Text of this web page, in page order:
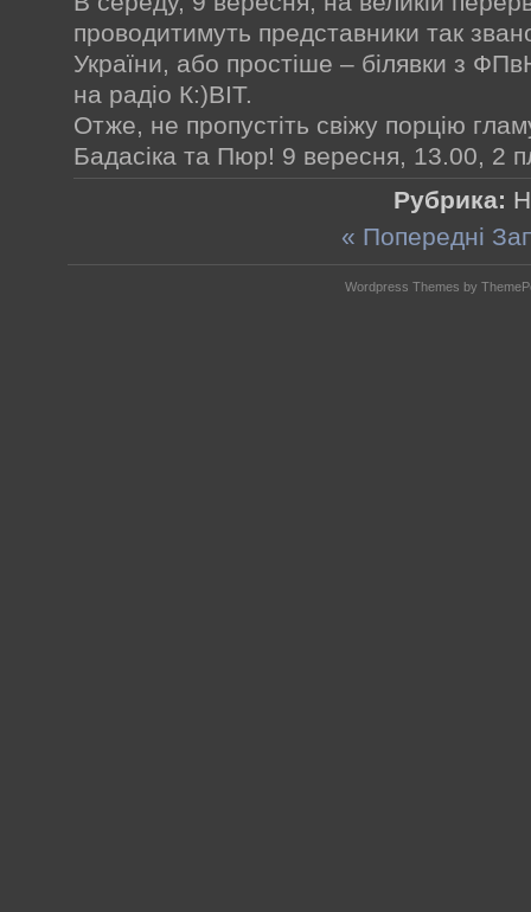
проводитимуть представники так
України, або простіше – білявки з
на радіо К:)ВІТ.
Отже, не пропустіть свіжу порцію
Бадасіка та Пюр! 9 вересня, 13.00, 2
Рубрика:
« Попередні
Wordpress Themes by